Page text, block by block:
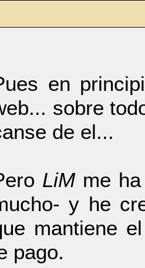
en
sobre
de el...
LiM me
y he
mantiene
pago.